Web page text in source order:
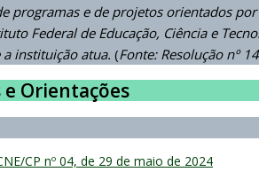
programas e de projetos orientados
Federal de Educação, Ciência e
instituição atua. (Fonte: Resolução nº
Orientações
CP nº 04, de 29 de maio de 2024